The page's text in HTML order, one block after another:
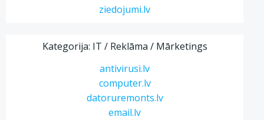
ziedojumi.lv
Kategorija: IT / Reklāma / Mārketings
antivirusi.lv
computer.lv
datoruremonts.lv
email.lv